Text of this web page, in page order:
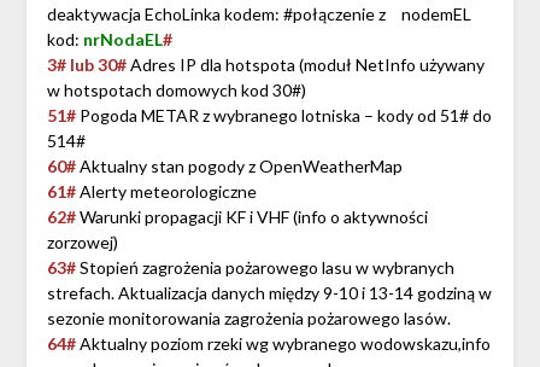
deaktywacja EchoLinka kodem: #połączenie z
nodemEL
kod: nrNodaEL#
3# lub 30#Adres IP dla hotspota (moduł NetInfo używany
w hotspotach domowych kod 30#)
51#Pogoda METAR z wybranego lotniska – kody od 51# do
514#
60#Aktualny stan pogody z OpenWeatherMap
61#Alerty meteorologiczne
62#Warunki propagacji KF i VHF (info o aktywności
zorzowej)
63#Stopień zagrożenia pożarowego lasu w wybranych
strefach. Aktualizacja danych między 9-10 i 13-14 godziną w
sezonie monitorowania zagrożenia pożarowego lasów.
64#Aktualny poziom rzeki wg wybranego wodowskazu,info